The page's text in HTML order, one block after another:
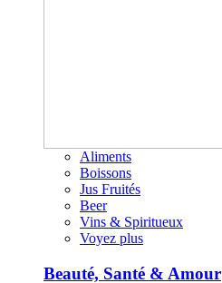
Aliments
Boissons
Jus Fruités
Beer
Vins & Spiritueux
Voyez plus
Beauté, Santé & Amour